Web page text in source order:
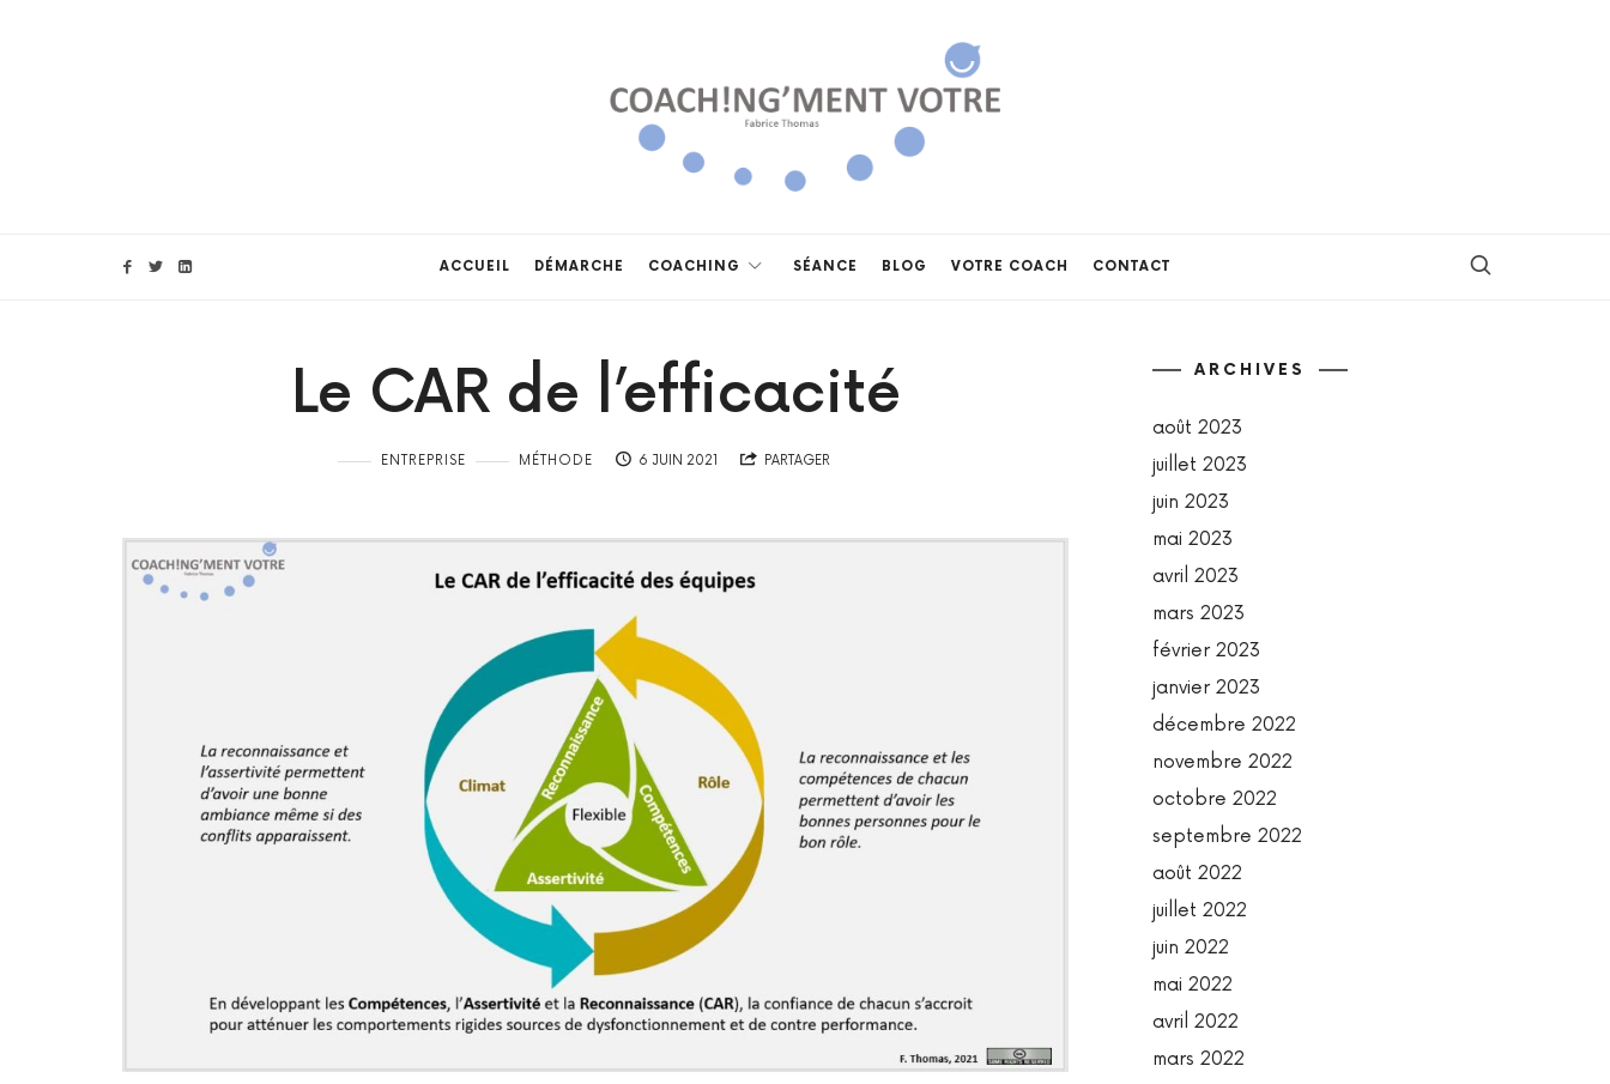
Coach!ng'ment
vôtre
ACCUEIL DÉMARCHE COACHING SÉANCE BLOG VOTRE COACH CONTACT
Le CAR de l’efficacité
ENTREPRISE MÉTHODE 6 JUIN 2021 PARTAGER
ARCHIVES
août 2023
juillet 2023
juin 2023
mai 2023
avril 2023
mars 2023
février 2023
janvier 2023
décembre 2022
novembre 2022
octobre 2022
septembre 2022
août 2022
juillet 2022
juin 2022
mai 2022
avril 2022
mars 2022